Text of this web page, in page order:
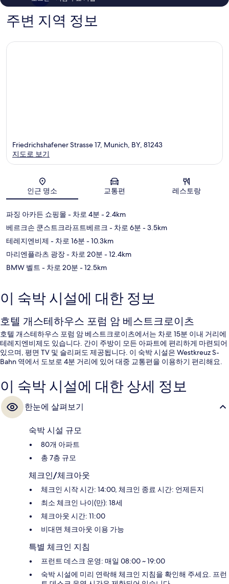
개
주변 지역 정보
지도
Friedrichshafener Strasse 17, Munich, BY, 81243
지도로 보기
인근 명소 교통편 레스토랑
파징 아카든 쇼핑몰 - 차로 4분 - 2.4km
베르크손 쿤스트크라프트베르크 - 차로 6분 - 3.5km
테레지엔비제 - 차로 16분 - 10.3km
마리엔플라츠 광장- 차로 20분 - 12.4km
BMW 벨트 - 차로 20분 - 12.5km
이 숙박 시설에 대한 정보
호텔 개스테하우스 포럼 암 베스트크로이츠
호텔 개스테하우스 포럼 암 베스트크로이츠에서는 차로 15분 이내 거리에
테레지엔비제도 있습니다. 간이 주방이 모든 아파트에 편리하게 마련되어
있으며, 평면 TV 및 슬리퍼도 제공됩니다. 이 숙박 시설은 Westkreuz S-
Bahn 역에서 도보로 4분 거리에 있어 대중 교통편을 이용하기 편리해요.
이 숙박 시설에 대한 상세 정보
한눈에 살펴보기
숙박 시설 규모
80개 아파트
총 7층 규모
체크인/체크아웃
체크인 시작 시간: 14:00, 체크인 종료 시간: 언제든지
최소 체크인 나이(만): 18세
체크아웃 시간: 11:00
비대면 체크아웃 이용 가능
특별 체크인 지침
프런트 데스크 운영: 매일 08:00 ~ 19:00
숙박 시설에 미리 연락해 체크인 지침을 확인해 주세요. 프런